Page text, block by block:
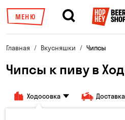
МЕНЮ
Главная Вкусняшки Чипсы
Чипсы к пиву в
Ходосовка Доставка